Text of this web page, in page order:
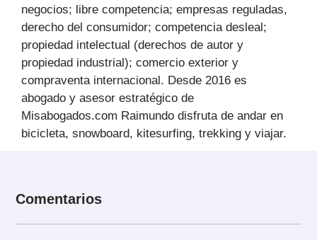
negocios; libre competencia; empresas reguladas,
derecho del consumidor; competencia desleal;
propiedad intelectual (derechos de autor y
propiedad industrial); comercio exterior y
compraventa internacional. Desde 2016 es
abogado y asesor estratégico de
Misabogados.com Raimundo disfruta de andar en
bicicleta, snowboard, kitesurfing, trekking y viajar.
Comentarios